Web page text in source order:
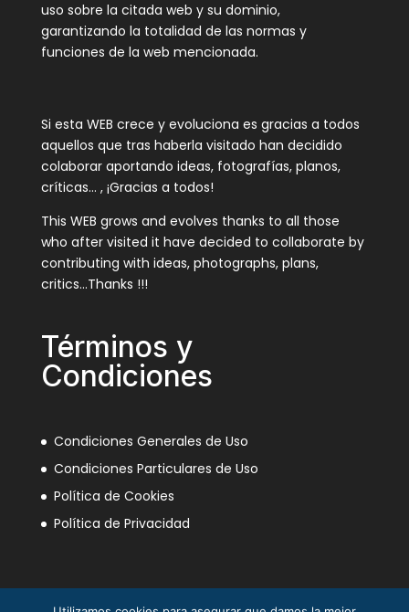
uso sobre la citada web y su dominio,
garantizando la totalidad de las normas y
funciones de la web mencionada.
Si esta WEB crece y evoluciona es gracias a todos
aquellos que tras haberla visitado han decidido
colaborar aportando ideas, fotografías, planos,
críticas… , ¡Gracias a todos!
This WEB grows and evolves thanks to all those
who after visited it have decided to collaborate by
contributing with ideas, photographs, plans,
critics…Thanks !!!
Términos y
Condiciones
Condiciones Generales de Uso
Condiciones Particulares de Uso
Política de Cookies
Política de Privacidad